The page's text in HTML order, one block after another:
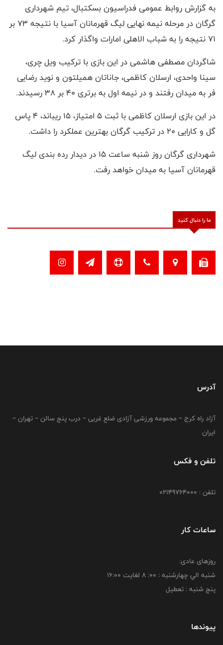
به گزارش روابط عمومی فدراسیون بسکتبال، تیم شهرداری
گرگان در مرحله نیمه نهایی لیگ قهرمانان آسیا با نتیجه ۷۳ بر
۷۱ نتیجه را به شباب الاهلی امارات واگذار کرد.
شاگردان مصطفی هاشمی در این بازی با ترکیب ویل چری،
سینا واحدی، ارسلان کاظمی، جاناتان همیلتون و نوید رضایی
فر به میدان رفتند و در نیمه اول به برتری ۴۰ بر ۳۸ رسیدند.
در این بازی ارسلان کاظمی با ثبت ۵ امتیاز، ۱۵ ریباند، ۴ پاس
گل و کارایی ۲۰ در ترکیب گرگان بهترین عملکرد را داشت.
شهرداری گرگان روز شنبه ساعت ۱۵ در دیدار رده بندی لیگ
قهرمانان آسیا به میدان خواهد رفت.
ما را دنبال کنید
آدرس
آزاد راه کرج – مجموعه ورزشی آزادی ضلع غربی – درب پنج سالن – تهران –
ایران
تلفن و فکس
تلفن : 02149764000
ساعات کار
روزهای عادی:
شنبه الي چهارشنبه : 00: 8 لغايت 16:00
پنج شنبه : تعطیل
پیوندها